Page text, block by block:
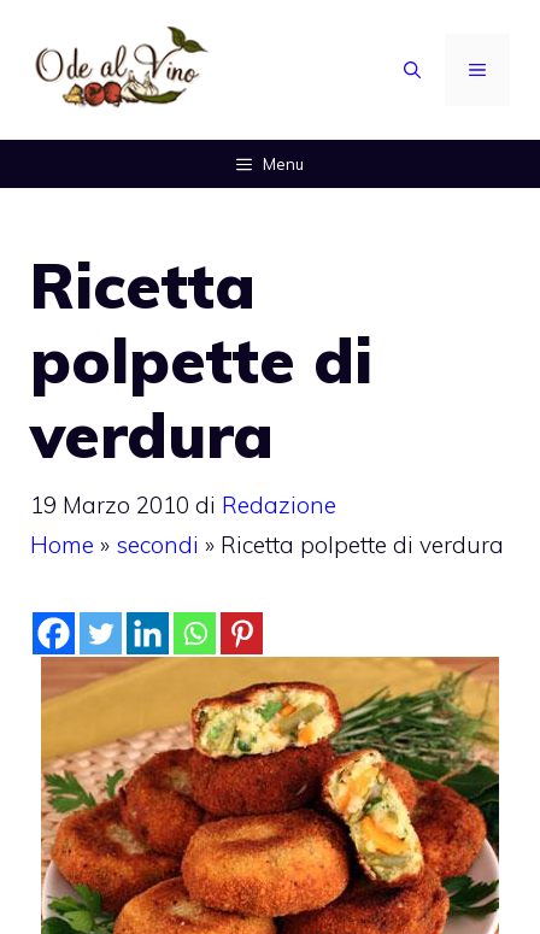
contenuto
MENU
Menu
Ricetta
polpette di
verdura
19 Marzo 2010 di Redazione
Home » secondi » Ricetta polpette di verdura